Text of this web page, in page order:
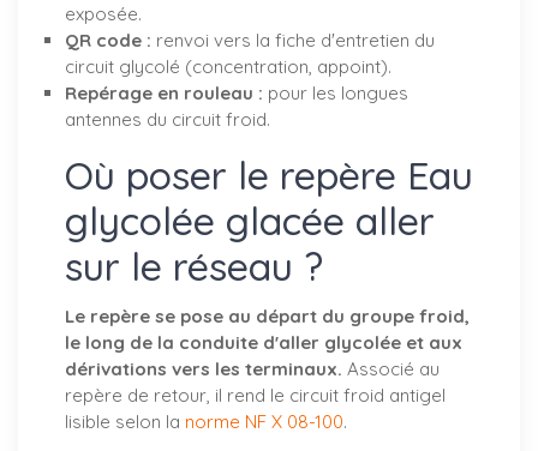
exposée.
QR code : renvoi vers la fiche d'entretien du
circuit glycolé (concentration, appoint).
Repérage en rouleau : pour les longues
antennes du circuit froid.
Où poser le repère Eau
glycolée glacée aller
sur le réseau ?
Le repère se pose au départ du groupe froid,
le long de la conduite d'aller glycolée et aux
dérivations vers les terminaux. Associé au
repère de retour, il rend le circuit froid antigel
lisible selon la norme NF X 08-100.